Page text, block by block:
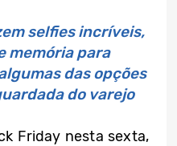
selfies incríveis,
memória para
das opções
do varejo
Friday nesta sexta,